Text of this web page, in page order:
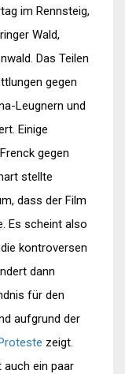
im Rennsteig,
Wald,
Das Teilen
gegen
Leugnern und
Einige
gegen
stellte
dass der Film
Es scheint also
kontroversen
dann
für den
aufgrund der
zeigt.
auch ein paar